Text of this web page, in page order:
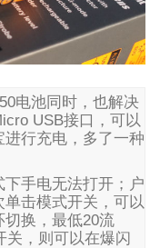
电池同时，也解决
USB接口，可以
行充电，多了一种
手电无法打开；户
击模式开关，可以
换，最低20流
关，则可以在爆闪